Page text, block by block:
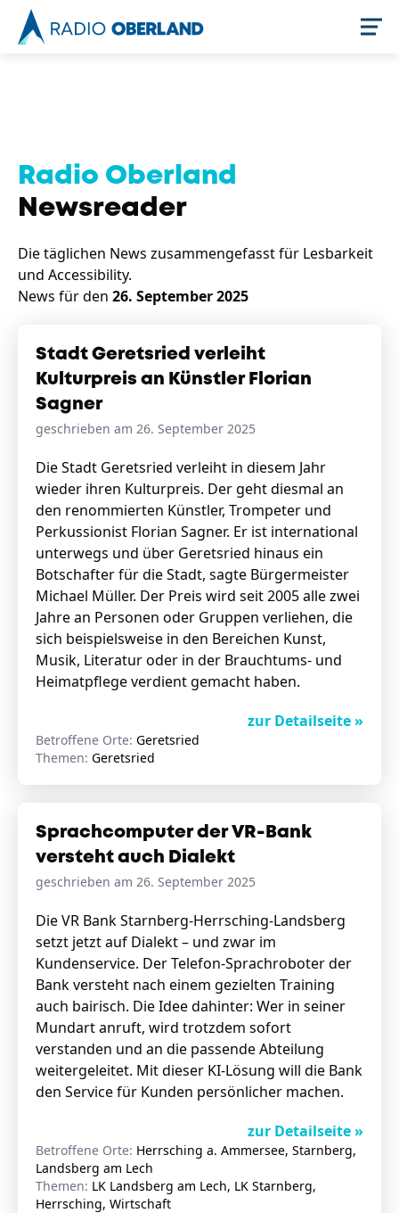
Newsreader
Stellenangebote
Das geheime Geräusch
Fotobox
Amphibienschutz
Team
Service
Nachgehört
Podcast
Zeit fürs Oberland
Handwerker
Radio Oberland
Newsreader
Die täglichen News zusammengefasst für Lesbarkeit
und Accessibility.
News für den 26. September 2025
Stadt Geretsried verleiht
Kulturpreis an Künstler Florian
Sagner
geschrieben am 26. September 2025
Die Stadt Geretsried verleiht in diesem Jahr
wieder ihren Kulturpreis. Der geht diesmal an
den renommierten Künstler, Trompeter und
Perkussionist Florian Sagner. Er ist international
unterwegs und über Geretsried hinaus ein
Botschafter für die Stadt, sagte Bürgermeister
Michael Müller. Der Preis wird seit 2005 alle zwei
Jahre an Personen oder Gruppen verliehen, die
sich beispielsweise in den Bereichen Kunst,
Musik, Literatur oder in der Brauchtums- und
Heimatpflege verdient gemacht haben.
zur Detailseite »
Betroffene Orte: Geretsried
Themen: Geretsried
Sprachcomputer der VR-Bank
versteht auch Dialekt
geschrieben am 26. September 2025
Die VR Bank Starnberg-Herrsching-Landsberg
setzt jetzt auf Dialekt – und zwar im
Kundenservice. Der Telefon-Sprachroboter der
Bank versteht nach einem gezielten Training
auch bairisch. Die Idee dahinter: Wer in seiner
Mundart anruft, wird trotzdem sofort
verstanden und an die passende Abteilung
weitergeleitet. Mit dieser KI-Lösung will die Bank
den Service für Kunden persönlicher machen.
zur Detailseite »
Betroffene Orte: Herrsching a. Ammersee, Starnberg,
Landsberg am Lech
Themen: LK Landsberg am Lech, LK Starnberg,
Herrsching, Wirtschaft